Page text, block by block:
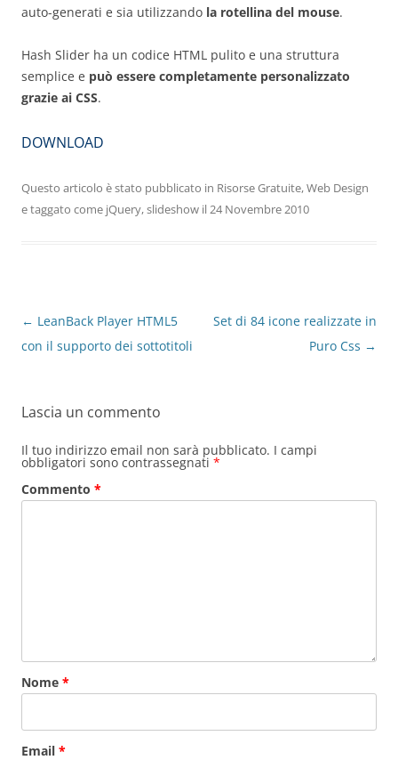
auto-generati e sia utilizzando la rotellina del mouse.
Hash Slider ha un codice HTML pulito e una struttura
semplice e può essere completamente personalizzato
grazie ai CSS.
DOWNLOAD
Questo articolo è stato pubblicato in Risorse Gratuite,Web Design
e taggato come jQuery,slideshow il24 Novembre 2010
Navigazione
articolo
← LeanBack Player HTML5
con il supporto dei sottotitoli
Set di 84 icone realizzate in
Puro Css →
Lascia un commento
Il tuo indirizzo email non sarà pubblicato. I campi
obbligatori sono contrassegnati *
Commento *
Nome *
Email *